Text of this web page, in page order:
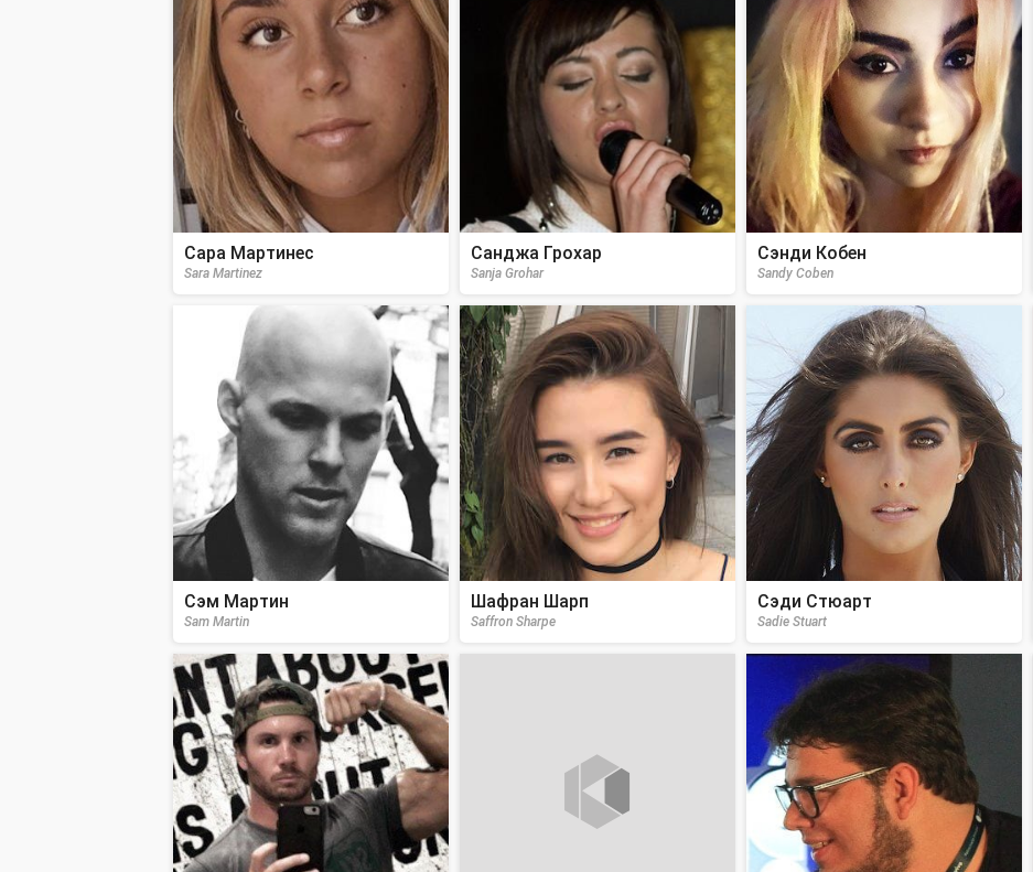
Сара Мартинес
Sara Martinez
Санджа Грохар
Sanja Grohar
Сэнди Кобен
Sandy Coben
Сэм Мартин
Sam Martin
Шафран Шарп
Saffron Sharpe
Сэди Стюарт
Sadie Stuart